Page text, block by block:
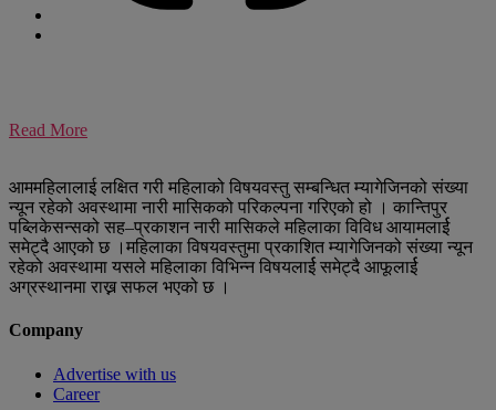
Read More
आममहिलालाई लक्षित गरी महिलाको विषयवस्तु सम्बन्धित म्यागेजिनको संख्या
न्यून रहेको अवस्थामा नारी मासिकको परिकल्पना गरिएको हो । कान्तिपुर
पब्लिकेसन्सको सह–प्रकाशन नारी मासिकले महिलाका विविध आयामलार्ई
समेट्दै आएको छ ।महिलाका विषयवस्तुमा प्रकाशित म्यागेजिनको संख्या न्यून
रहेको अवस्थामा यसले महिलाका विभिन्न विषयलार्ई समेट्दै आफूलार्ई
अग्रस्थानमा राख्न सफल भएको छ ।
Company
Advertise with us
Career